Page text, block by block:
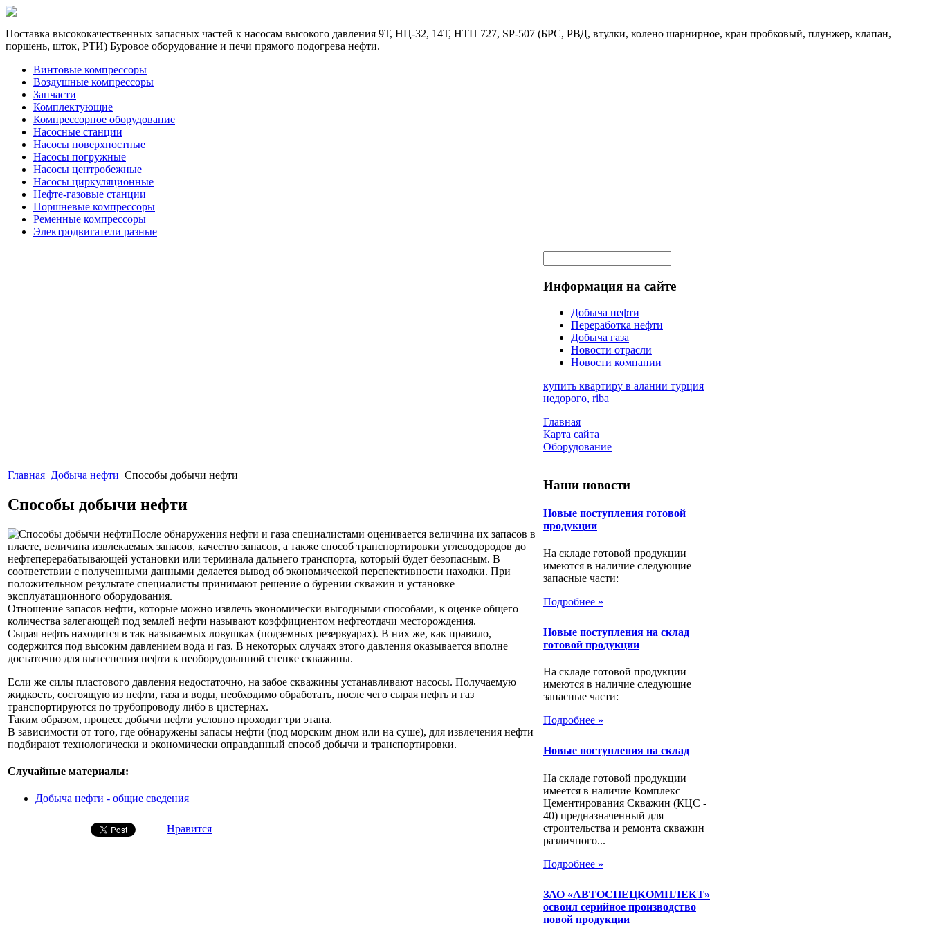
Поставка высококачественных запасных частей к насосам высокого давления 9Т, НЦ-32, 14Т, НТП 727, SP-507 (БРС, РВД, втулки, колено шарнирное, кран пробковый, плунжер, клапан,
поршень, шток, РТИ) Буровое оборудование и печи прямого подогрева нефти.
Винтовые компрессоры
Воздушные компрессоры
Запчасти
Комплектующие
Компрессорное оборудование
Насосные станции
Насосы поверхностные
Насосы погружные
Насосы центробежные
Насосы циркуляционные
Нефте-газовые станции
Поршневые компрессоры
Ременные компрессоры
Электродвигатели разные
Главная Добыча нефти Способы добычи нефти
Способы добычи нефти
После обнаружения нефти и газа специалистами оценивается величина их запасов в
пласте, величина извлекаемых запасов, качество запасов, а также способ транспортировки углеводородов до
нефтеперерабатывающей установки или терминала дальнего транспорта, который будет безопасным. В
соответствии с полученными данными делается вывод об экономической перспективности находки. При
положительном результате специалисты принимают решение о бурении скважин и установке
эксплуатационного оборудования.
Отношение запасов нефти, которые можно извлечь экономически выгодными способами, к оценке общего
количества залегающей под землей нефти называют коэффициентом нефтеотдачи месторождения.
Сырая нефть находится в так называемых ловушках (подземных резервуарах). В них же, как правило,
содержится под высоким давлением вода и газ. В некоторых случаях этого давления оказывается вполне
достаточно для вытеснения нефти к необорудованной стенке скважины.
Если же силы пластового давления недостаточно, на забое скважины устанавливают насосы. Получаемую
жидкость, состоящую из нефти, газа и воды, необходимо обработать, после чего сырая нефть и газ
транспортируются по трубопроводу либо в цистернах.
Таким образом, процесс добычи нефти условно проходит три этапа.
В зависимости от того, где обнаружены запасы нефти (под морским дном или на суше), для извлечения нефти
подбирают технологически и экономически оправданный способ добычи и транспортировки.
Случайные материалы:
Добыча нефти - общие сведения
Нравится
Информация на сайте
Добыча нефти
Переработка нефти
Добыча газа
Новости отрасли
Новости компании
купить квартиру в алании турция
недорого, riba
Главная
Карта сайта
Оборудование
Наши новости
Новые поступления готовой
продукции
На складе готовой продукции
имеются в наличие следующие
запасные части:
Подробнее »
Новые поступления на склад
готовой продукции
На складе готовой продукции
имеются в наличие следующие
запасные части:
Подробнее »
Новые поступления на склад
На складе готовой продукции
имеется в наличие Комплекс
Цементирования Скважин (КЦС -
40) предназначенный для
строительства и ремонта скважин
различного...
Подробнее »
ЗАО «АВТОСПЕЦКОМПЛЕКТ»
освоил серийное производство
новой продукции